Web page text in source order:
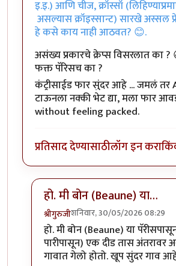
इ.इ.) आणि चीज, क्रॉस्सॉ
असल्यास क्रॉइस्सान्ट) सारखे अस्सल
हे कसे काय नाही आठवत? 😊.
असंख्य प्रकारचे क्रेप्स विसरलात का ?
फक्त पॅरिसच का ?
कंट्रीसाईड फार सुंदर आहे ... जमलं तर
टाऊनला नक्की भेट द्या, मला फार
without feeling packed.
प्रतिसाद देण्यासाठीलॉग इन करा
हो. मी बोन (Beaune) या…
श्रीगुरुजीशनिवार, 30/05/2026 08:29
In reply toकिमान काही आगळ्या
हो. मी बोन (Beaune) या
पारीपासून) एक दीड तास अंतरावर
गावात गेलो होतो. खूप सुंदर गाव